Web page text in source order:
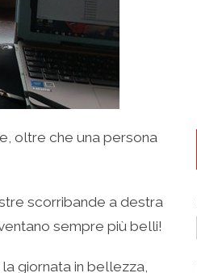
oltre che una persona
scorribande a destra
sempre più belli!
giornata in bellezza,